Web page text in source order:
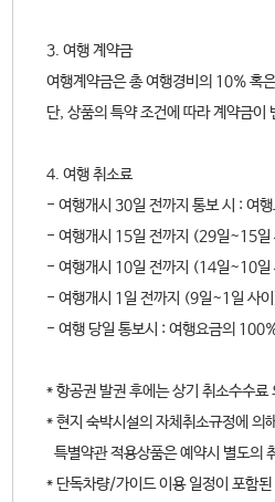
3. 여행 계약금
여행계약금은 총 여행경비의 10% 혹
단, 상품의 특약 조건에 따라 계약금이
4. 여행 취소료
- 여행개시 30일 전까지 통보 시 : 여
- 여행개시 15일 전까지 (29일~15일
- 여행개시 10일 전까지 (14일~10일
- 여행개시 1일 전까지 (9일~1일 사
- 여행 당일 통보시 : 여행요금의
* 항공권 발권 후에는 상기 취소수수
* 현지 숙박시설의 자체취소규정에 의
특별약관 적용상품은 예약시 별도의
* 단독차량/가이드 이용 일정이 포함